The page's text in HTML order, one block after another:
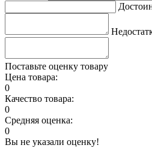
Поставьте оценку товару
Цена товара:
0
Качество товара:
0
Средняя оценка:
0
Вы не указали оценку!